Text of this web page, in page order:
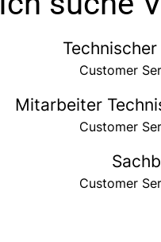
Customer
Mitarbeiter
Customer
Customer